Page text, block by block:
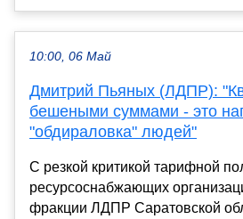
10:00, 06 Май
Дмитрий Пьяных (ЛДПР):
бешеными суммами - это
"обдираловка" людей"
С резкой критикой тарифной
ресурсоснабжающих
фракции ЛДПР Саратовской